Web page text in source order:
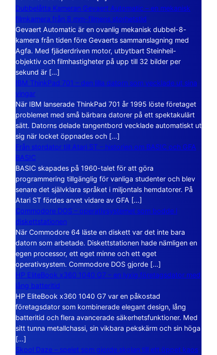
Dubbelåtta Kameran Gevaert Automatic – en mekanisk
filmkamera från 8 mm-filmens storhetstid
Gevaert Automatic är en ovanlig mekanisk dubbel-8-
kamera från tiden före Gevaerts sammanslagning med
Agfa. Med fjäderdriven motor, utbytbart Steinheil-
objektiv och filmhastigheter på upp till 32 bilder per
sekund är […]
IBM ThinkPad 701 – den lilla datorn som vecklade ut sina
vingar
När IBM lanserade ThinkPad 701 år 1995 löste företaget
problemet med små bärbara datorer på ett spektakulärt
sätt. Datorns delade tangentbord vecklade automatiskt ut
sig när locket öppnades och […]
Från stordator till Atari ST – historien om BASIC och GFA
BASIC
BASIC skapades på 1960-talet för att göra
programmering tillgänglig för vanliga studenter och blev
senare det självklara språket i miljontals hemdatorer. På
Atari ST fördes arvet vidare av GFA […]
Commodore DOS – operativsystemet som bodde i
diskettstationen
När Commodore 64 läste en diskett var det inte bara
datorn som arbetade. Diskettstationen hade nämligen en
egen processor, ett eget minne och ett eget
operativsystem. Commodore DOS gjorde […]
HP EliteBook x360 1040 G7 – en lyxig företagsdator med
lång batteritid
HP EliteBook x360 1040 G7 var en påkostad
företagsdator som kombinerade elegant design, lång
batteritid och flera avancerade säkerhetsfunktioner. Med
sitt tunna metallchassi, sin vikbara pekskärm och sin höga
[…]
Skool Daze – spelet som gjorde skolan till ett öppet kaos